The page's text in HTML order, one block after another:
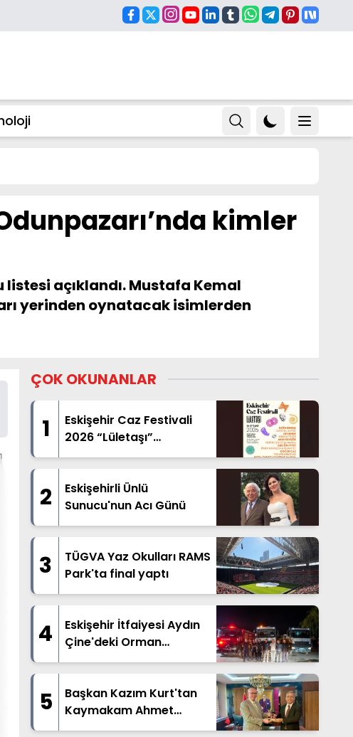
kimler
açıklandı. Mustafa Kemal
yerinden oynatacak isimlerden
ÇOK OKUNANLAR
1
Eskişehir Caz Festivali
2026 “Lületaşı”
Temasıyla Geliyor
2
Eskişehirli Ünlü
Sunucu'nun Acı Günü
3
TÜGVA Yaz Okulları RAMS
Park'ta final yaptı
4
Eskişehir İtfaiyesi Aydın
Çine'deki Orman
Yangınına Destek İçin
5
Başkan Kazım Kurt'tan
Kaymakam Ahmet
Hikmet Şahin'e Ziyaret